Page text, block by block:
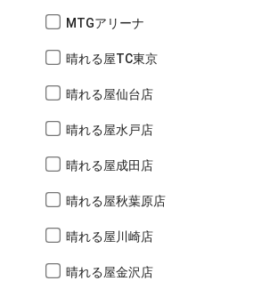
MTGアリーナ
晴れる屋TC東京
晴れる屋仙台店
晴れる屋水戸店
晴れる屋成田店
晴れる屋秋葉原店
晴れる屋川崎店
晴れる屋金沢店